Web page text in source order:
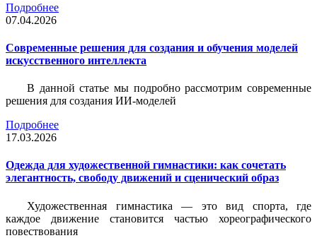
Подробнее
07.04.2026
Современные решения для создания и обучения моделей
искусственного интеллекта
В данной статье мы подробно рассмотрим современные
решения для создания ИИ-моделей
Подробнее
17.03.2026
Одежда для художественной гимнастики: как сочетать
элегантность, свободу движений и сценический образ
Художественная гимнастика — это вид спорта, где
каждое движение становится частью хореографического
повествования